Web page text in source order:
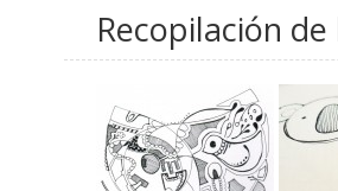
Recopilación